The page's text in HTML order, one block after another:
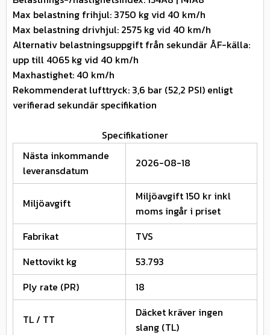
Max belastning frihjul: 3750 kg vid 40 km/h
Max belastning drivhjul: 2575 kg vid 40 km/h
Alternativ belastningsuppgift från sekundär ÅF-källa:
upp till 4065 kg vid 40 km/h
Maxhastighet: 40 km/h
Rekommenderat lufttryck: 3,6 bar (52,2 PSI) enligt
verifierad sekundär specifikation
Specifikationer
Nästa inkommande
leveransdatum
2026-08-18
Miljöavgift
Miljöavgift 150 kr inkl
moms ingår i priset
Fabrikat
TVS
Nettovikt kg
53.793
Ply rate (PR)
18
TL / TT
Däcket kräver ingen
slang (TL)